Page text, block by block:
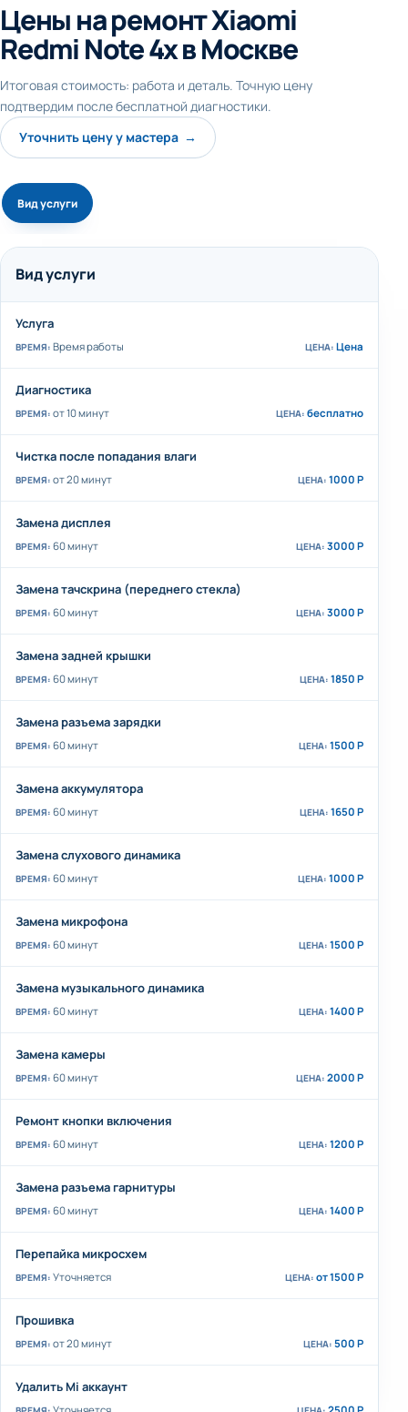
Цены на ремонт Xiaomi
Redmi Note 4x в Москве
Итоговая стоимость: работа и деталь. Точную цену
подтвердим после бесплатной диагностики.
Уточнить цену у мастера →
Вид услуги
Вид услуги
Услуга
Время работы Цена
Диагностика
от 10 минут бесплатно
Чистка после попадания влаги
от 20 минут 1000 Р
Замена дисплея
60 минут 3000 Р
Замена тачскрина (переднего стекла)
60 минут 3000 Р
Замена задней крышки
60 минут 1850 Р
Замена разъема зарядки
60 минут 1500 Р
Замена аккумулятора
60 минут 1650 Р
Замена слухового динамика
60 минут 1000 Р
Замена микрофона
60 минут 1500 Р
Замена музыкального динамика
60 минут 1400 Р
Замена камеры
60 минут 2000 Р
Ремонт кнопки включения
60 минут 1200 Р
Замена разъема гарнитуры
60 минут 1400 Р
Перепайка микросхем
Уточняется от 1500 Р
Прошивка
от 20 минут 500 Р
Удалить Mi аккаунт